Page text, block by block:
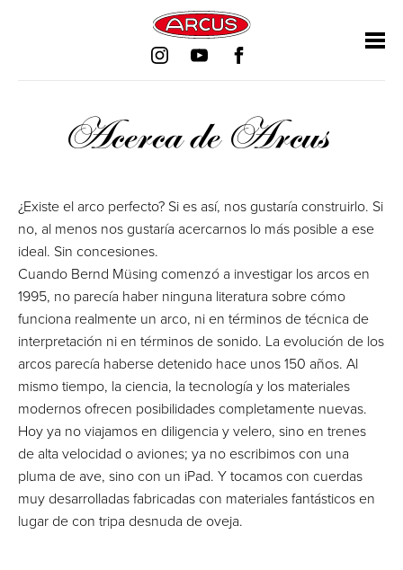
Acerca de Arcus
¿Existe el arco perfecto? Si es así, nos gustaría construirlo. Si
no, al menos nos gustaría acercarnos lo más posible a ese
ideal. Sin concesiones.
Cuando Bernd Müsing comenzó a investigar los arcos en
1995, no parecía haber ninguna literatura sobre cómo
funciona realmente un arco, ni en términos de técnica de
interpretación ni en términos de sonido. La evolución de los
arcos parecía haberse detenido hace unos 150 años. Al
mismo tiempo, la ciencia, la tecnología y los materiales
modernos ofrecen posibilidades completamente nuevas.
Hoy ya no viajamos en diligencia y velero, sino en trenes
de alta velocidad o aviones; ya no escribimos con una
pluma de ave, sino con un iPad. Y tocamos con cuerdas
muy desarrolladas fabricadas con materiales fantásticos en
lugar de con tripa desnuda de oveja.